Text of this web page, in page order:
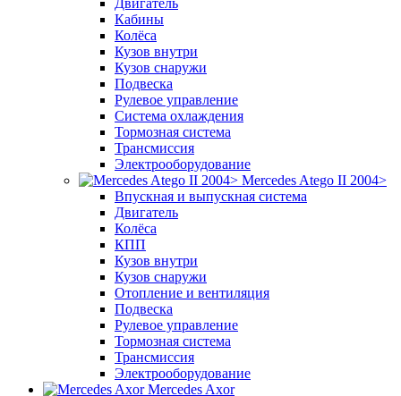
Двигатель
Кабины
Колёса
Кузов внутри
Кузов снаружи
Подвеска
Рулевое управление
Система охлаждения
Тормозная система
Трансмиссия
Электрооборудование
Mercedes Atego II 2004>
Впускная и выпускная система
Двигатель
Колёса
КПП
Кузов внутри
Кузов снаружи
Отопление и вентиляция
Подвеска
Рулевое управление
Тормозная система
Трансмиссия
Электрооборудование
Mercedes Axor